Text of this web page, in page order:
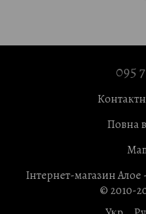
095
Повна
Інтернет-магазин Алое
© 2010-